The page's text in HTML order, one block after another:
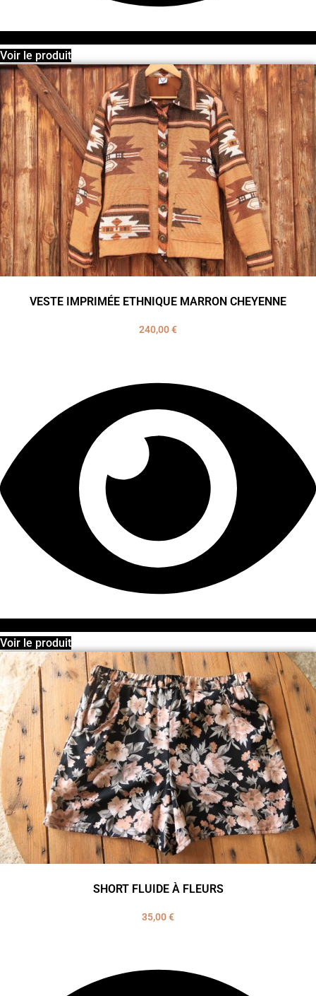
Voir le produit
VESTE IMPRIMÉE ETHNIQUE MARRON CHEYENNE
240,00€
Voir le produit
SHORT FLUIDE À FLEURS
35,00€